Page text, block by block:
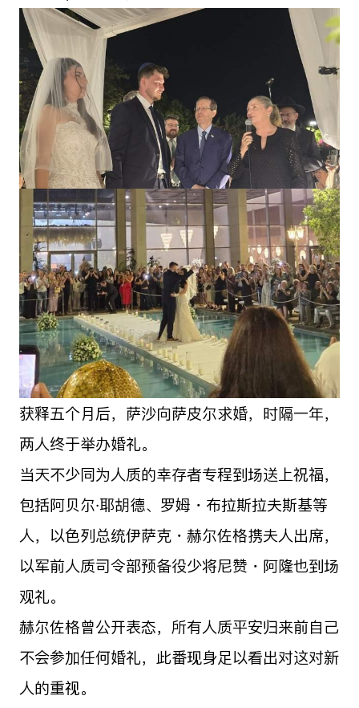
获释五个月后，萨沙向萨皮尔求婚，时隔一年，
两人终于举办婚礼。
当天不少同为人质的幸存者专程到场送上祝福，
包括阿贝尔·耶胡德、罗姆・布拉斯拉夫斯基等
人，以色列总统伊萨克・赫尔佐格携夫人出席，
以军前人质司令部预备役少将尼赞・阿隆也到场
观礼。
赫尔佐格曾公开表态，所有人质平安归来前自己
不会参加任何婚礼，此番现身足以看出对这对新
人的重视。